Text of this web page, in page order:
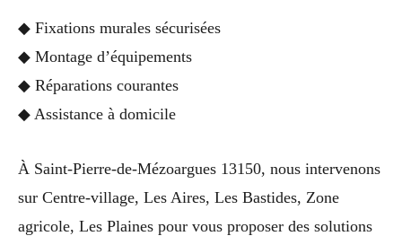
◆ Fixations murales sécurisées
◆ Montage d’équipements
◆ Réparations courantes
◆ Assistance à domicile
À Saint-Pierre-de-Mézoargues 13150, nous intervenons
sur Centre-village, Les Aires, Les Bastides, Zone
agricole, Les Plaines pour vous proposer des solutions